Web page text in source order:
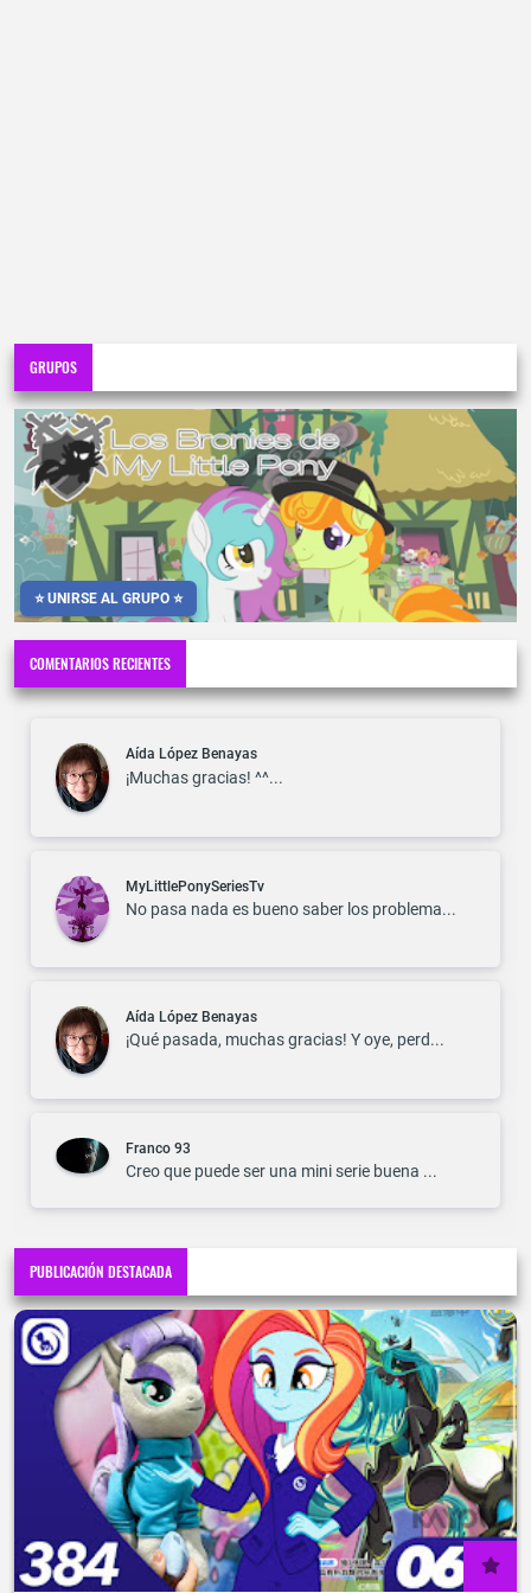
GRUPOS
⭐ UNIRSE AL GRUPO ⭐
COMENTARIOS RECIENTES
Aída López Benayas
¡Muchas gracias! ^^...
MyLittlePonySeriesTv
No pasa nada es bueno saber los problema...
Aída López Benayas
¡Qué pasada, muchas gracias! Y oye, perd...
Franco 93
Creo que puede ser una mini serie buena ...
PUBLICACIÓN DESTACADA